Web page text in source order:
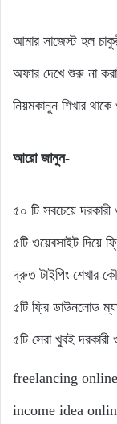
আমার সাজেস্ট হল
অফার দেখে শুরু না
নিয়মকানুন শিখার
আরো জানুন-
৫০ টি সবচেয়ে দরকারী
৫টি ওয়েবসাইট দিয়ে
দ্রুত টাইপিং শেখার
৫টি ফ্রি ডাউনলোড
৫টি সেরা খুবই
freelancing
income idea